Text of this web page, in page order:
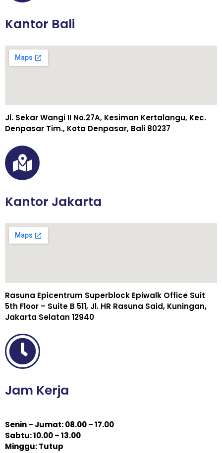
Kantor Bali
Jl. Sekar Wangi II No.27A, Kesiman Kertalangu, Kec.
Denpasar Tim., Kota Denpasar, Bali 80237
Kantor Jakarta
Rasuna Epicentrum Superblock Epiwalk Office Suit
5th Floor – Suite B 511, Jl. HR Rasuna Said, Kuningan,
Jakarta Selatan 12940
Jam Kerja
Senin – Jumat: 08.00 – 17.00
Sabtu: 10.00 – 13.00
Minggu: Tutup